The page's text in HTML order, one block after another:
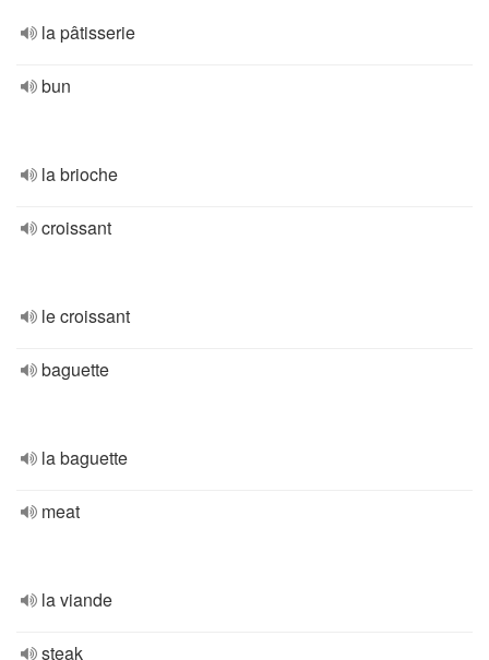
la pâtisserie
bun
la brioche
croissant
le croissant
baguette
la baguette
meat
la viande
steak